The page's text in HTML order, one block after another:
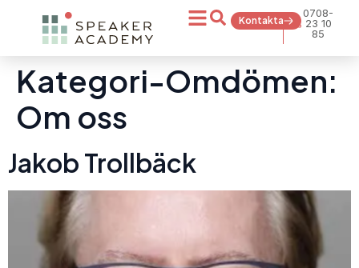
Kontakta
0708-
23 10
85
Kategori-Omdömen:
Om oss
Jakob Trollbäck